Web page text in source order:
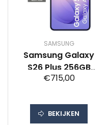
SAMSUNG
Samsung Galaxy
S26 Plus 256GB
Donkerblauw 5G
€715,00
BEKIJKEN